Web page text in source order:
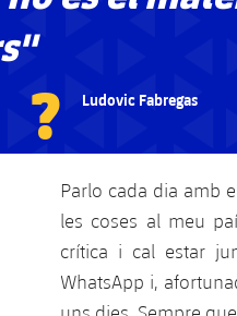
? Ludovic Fabregas
Parlo cada dia amb
les coses al meu
crítica i cal estar
WhatsApp i,